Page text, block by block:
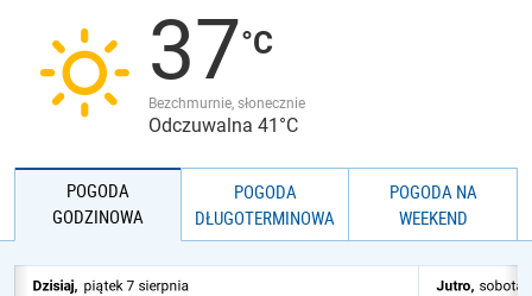
JAKOŚĆ POWIETRZA37
Bezchmurnie, słonecznie
Odczuwalna 41°C
POGODA
GODZINOWA
POGODA
DŁUGOTERMINOWA
POGODA NA
WEEKEND